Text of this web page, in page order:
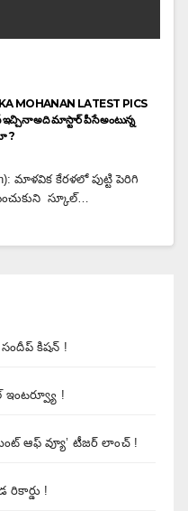
MOHANAN LATEST PICS
అది మాస్టార్ పీసే అంటున్న
?
మాళవిక కేరళలో పుట్టి పెరిగి
స్కూల్…
సందీప్ కిషన్ !
ఇంటర్వ్యూ !
ఆఫ్ వ్యూ’ టీజర్ లాంచ్ !
!